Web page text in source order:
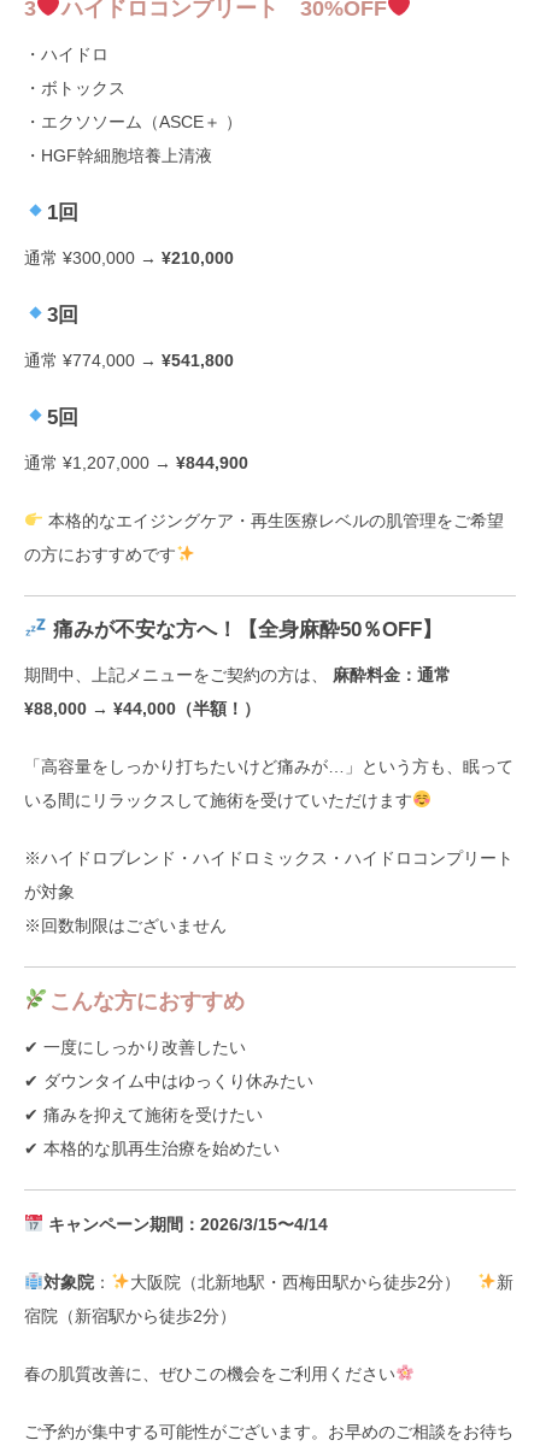
3 ハイドロコンプリート 30%OFF
・ハイドロ
・ボトックス
・エクソソーム（ASCE＋ ）
・HGF幹細胞培養上清液
1回
通常 ¥300,000 → ¥210,000
3回
通常 ¥774,000 → ¥541,800
5回
通常 ¥1,207,000 → ¥844,900
本格的なエイジングケア・再生医療レベルの肌管理をご希望
の方におすすめです
痛みが不安な方へ！【全身麻酔50％OFF】
期間中、上記メニューをご契約の方は、 麻酔料金：通常
¥88,000 → ¥44,000（半額！）
「高容量をしっかり打ちたいけど痛みが…」という方も、眠って
いる間にリラックスして施術を受けていただけます
※ハイドロブレンド・ハイドロミックス・ハイドロコンプリート
が対象
※回数制限はございません
こんな方におすすめ
✔ 一度にしっかり改善したい
✔ ダウンタイム中はゆっくり休みたい
✔ 痛みを抑えて施術を受けたい
✔ 本格的な肌再生治療を始めたい
キャンペーン期間：2026/3/15〜4/14
対象院： 大阪院（北新地駅・西梅田駅から徒歩2分）
新
宿院（新宿駅から徒歩2分）
春の肌質改善に、ぜひこの機会をご利用ください
ご予約が集中する可能性がございます。お早めのご相談をお待ち